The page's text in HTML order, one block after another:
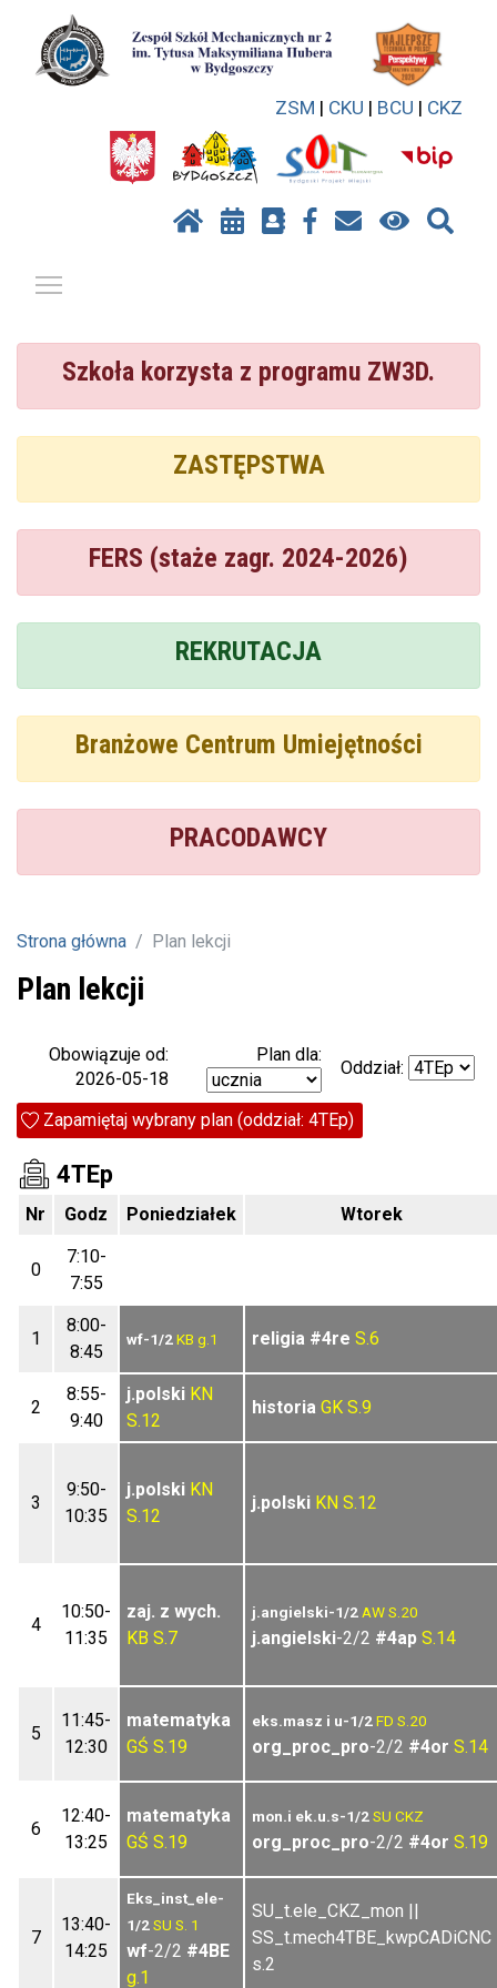
ZSM | CKU | BCU | CKZ
Szkoła korzysta z programu ZW3D.
ZASTĘPSTWA
FERS (staże zagr. 2024-2026)
REKRUTACJA
Branżowe Centrum Umiejętności
PRACODAWCY
Strona główna Plan lekcji
Plan lekcji
Obowiązuje od:
2026-05-18
Plan dla:
Oddział:
Zapamiętaj wybrany plan (oddział: 4TEp)
4TEp
Nr Godz Poniedziałek Wtorek
0
7:10-
7:55
1
8:00-
8:45
wf-1/2KB g.1 religia #4re S.6
2
8:55-
9:40
j.polski KN
S.12
historia GK S.9
3
9:50-
10:35
j.polski KN
S.12
j.polski KN S.12
4
10:50-
11:35
zaj. z wych.
KB S.7
j.angielski-1/2 AWS.20
j.angielski-2/2 #4ap S.14
5
11:45-
12:30
matematyka
GŚ S.19
eks.masz i u-1/2FD S.20
org_proc_pro-2/2 #4or S.14
6
12:40-
13:25
matematyka
GŚ S.19
mon.i ek.u.s-1/2SU CKZ
org_proc_pro-2/2 #4or S.19
7
13:40-
14:25
Eks_inst_ele-
1/2SU S. 1
wf-2/2 #4BE
g.1
SU_t.ele_CKZ_mon ||
SS_t.mech4TBE_kwpCADiCNC
s.2